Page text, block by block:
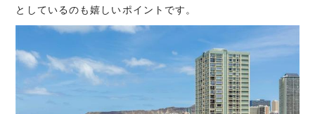
としているのも嬉しいポイントです。